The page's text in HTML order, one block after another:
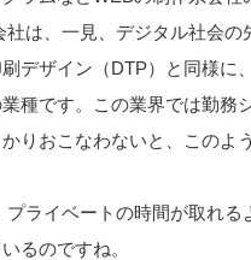
は、一見、デジタル社会の
デザイン（DTP）と同様に
種です。この業界では勤務
りおこなわないと、このよ
ライベートの時間が取れる
るのですね。